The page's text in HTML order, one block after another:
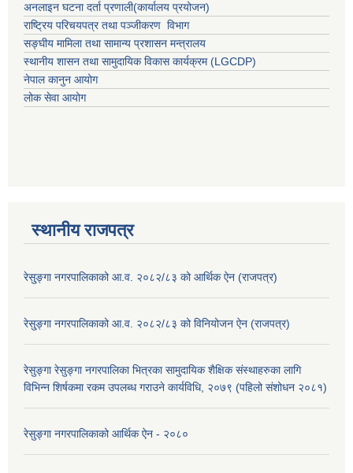
अनलाइन घटना दर्ता प्रणाली(कार्यालय प्रयोजन)
राष्ट्रिय परिचयपत्र तथा पञ्जीकरण विभाग
सङ्घीय मामिला तथा सामान्य प्रशासन मन्त्रालय
स्थानीय शासन तथा सामुदायिक विकास कार्यक्रम (LGCDP)
नेपाल कानुन आयोग
लोक सेवा आयोग
स्थानीय राजपत्र
रेसु्ङ्गा नगरपालिकाको आ.व. २०८२/८३ को आर्थिक ऐन (राजपत्र)
रेसु्ङ्गा नगरपालिकाको आ.व. २०८२/८३ को विनियोजन ऐन (राजपत्र)
रेसुङ्गा रेसुङ्गा नगरपालिका भित्रका सामुदायिक शैक्षिक संस्थाहरुका लागि
विभिन्न शिर्षकमा रकम उपलब्ध गराउने कार्यविधि, २०७९ (पहिलो संशोधन २०८१)
रेसुङ्गा नगरपालिकाको आर्थिक ऐन - २०८०